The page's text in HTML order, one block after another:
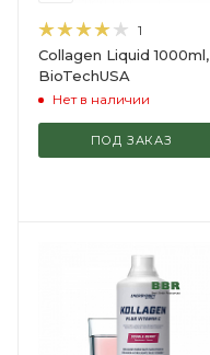
1
Collagen Liquid 1000ml,
BioTechUSA
Нет в наличии
ПОД ЗАКАЗ